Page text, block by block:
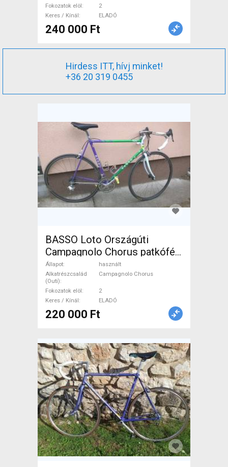
Fokozatok elöl
2
Keres / Kínál
ELADÓ
240 000 Ft
Hirdess ITT, hívj minket!
+36 20 319 0455
BASSO Loto Országúti
Campagnolo Chorus patkófék
használt ELADÓ
Állapot
használt
Alkatrészcsalád
(Outi)
Campagnolo Chorus
Fokozatok elöl
2
Keres / Kínál
ELADÓ
220 000 Ft